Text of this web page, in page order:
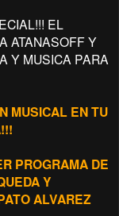
EL
ATANASOFF Y
Y MUSICA PARA
MUSICAL EN TU
PROGRAMA DE
Y
ALVAREZ